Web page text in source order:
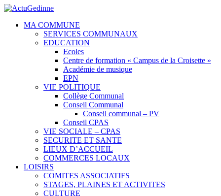
MA COMMUNE
SERVICES COMMUNAUX
EDUCATION
Ecoles
Centre de formation « Campus de la Croisette »
Académie de musique
EPN
VIE POLITIQUE
Collège Communal
Conseil Communal
Conseil communal – PV
Conseil CPAS
VIE SOCIALE – CPAS
SECURITE ET SANTE
LIEUX D’ACCUEIL
COMMERCES LOCAUX
LOISIRS
COMITES ASSOCIATIFS
STAGES, PLAINES ET ACTIVITES
CULTURE